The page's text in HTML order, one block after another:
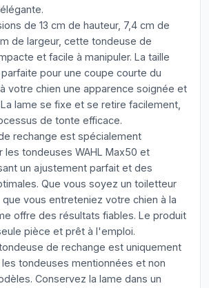
de 13 cm de hauteur, 7,4 cm de
de largeur, cette tondeuse de
et facile à manipuler. La taille
pour une coupe courte du
votre chien une apparence soignée et
lame se fixe et se retire facilement,
de tonte efficace.
rechange est spécialement
tondeuses WAHL Max50 et
un ajustement parfait et des
Que vous soyez un toiletteur
vous entreteniez votre chien à la
offre des résultats fiables. Le produit
pièce et prêt à l'emploi.
de rechange est uniquement
tondeuses mentionnées et non
Conservez la lame dans un